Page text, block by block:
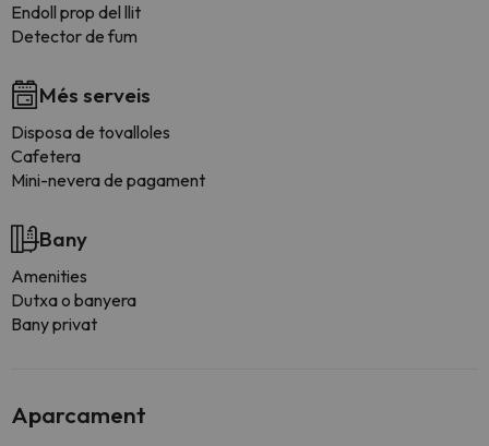
Endoll prop del llit
Detector de fum
Més serveis
Disposa de tovalloles
Cafetera
Mini-nevera de pagament
Bany
Amenities
Dutxa o banyera
Bany privat
Aparcament